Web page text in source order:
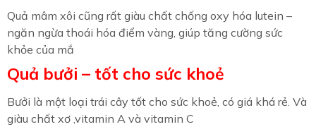
Quả mâm xôi cũng rất giàu chất chống oxy hóa lutein –
ngăn ngừa thoái hóa điểm vàng, giúp tăng cường sức
khỏe của mắ
Quả bưởi – tốt cho sức khoẻ
Bưởi là một loại trái cây tốt cho sức khoẻ, có giá khá rẻ. Và
giàu chất xơ ,vitamin A và vitamin C